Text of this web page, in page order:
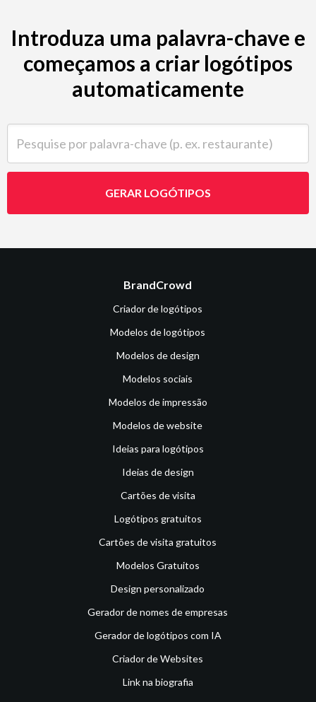
Introduza uma palavra-chave e
começamos a criar logótipos
automaticamente
GERAR LOGÓTIPOS
BrandCrowd
Criador de logótipos
Modelos de logótipos
Modelos de design
Modelos sociais
Modelos de impressão
Modelos de website
Ideias para logótipos
Ideias de design
Cartões de visita
Logótipos gratuitos
Cartões de visita gratuitos
Modelos Gratuitos
Design personalizado
Gerador de nomes de empresas
Gerador de logótipos com IA
Criador de Websites
Link na biografia